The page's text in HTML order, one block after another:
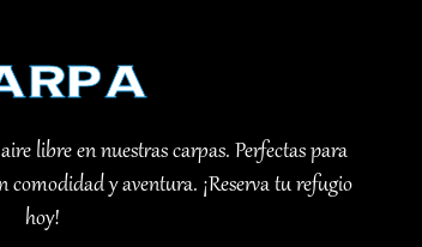
libre en nuestras carpas. Perfectas para
comodidad y aventura. ¡Reserva tu refugio
hoy!